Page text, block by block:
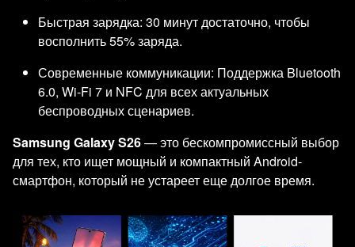
Быстрая зарядка: 30 минут достаточно, чтобы
восполнить 55% заряда.
Современные коммуникации: Поддержка Bluetooth
6.0, Wi-Fi 7 и NFC для всех актуальных
беспроводных сценариев.
Samsung Galaxy S26— это бескомпромиссный выбор
для тех, кто ищет мощный и компактный Android-
смартфон, который не устареет еще долгое время.